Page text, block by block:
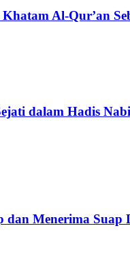
Al-Qur’an
dan Menerima Suap